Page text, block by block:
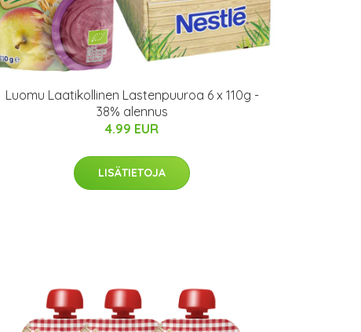
Luomu Laatikollinen Lastenpuuroa 6 x 110g -
38% alennus
4.99 EUR
LISÄTIETOJA